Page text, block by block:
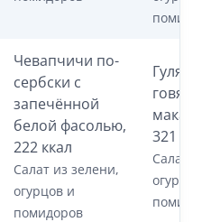
Чевапчичи по-
сербски с
запечённой
белой фасолью,
222 ккал
Салат из зелени,
огурцов и
помидоров
Гуляш
321
Салат